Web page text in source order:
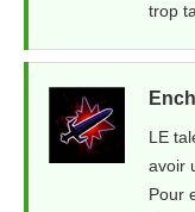
trop
LE
avoir
Pour